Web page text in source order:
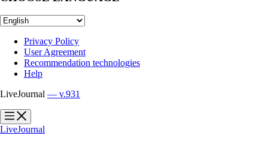
Privacy Policy
User Agreement
Recommendation technologies
Help
LiveJournal — v.931
?
?
LiveJournal